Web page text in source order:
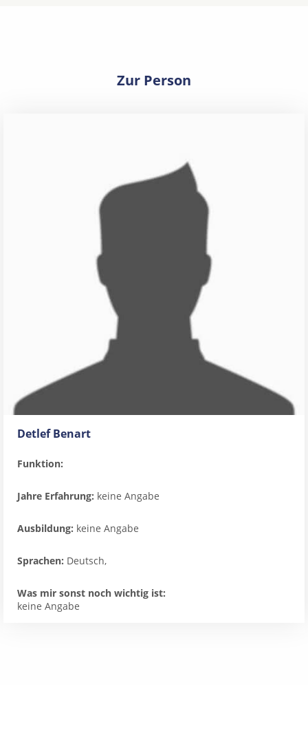
Zur Person
Detlef Benart
Funktion:
Jahre Erfahrung: keine Angabe
Ausbildung: keine Angabe
Sprachen: Deutsch,
Was mir sonst noch wichtig ist:
keine Angabe